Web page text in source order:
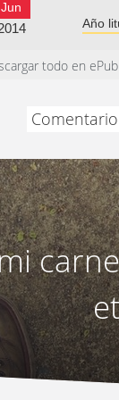
Jun
Año
todo en ePub